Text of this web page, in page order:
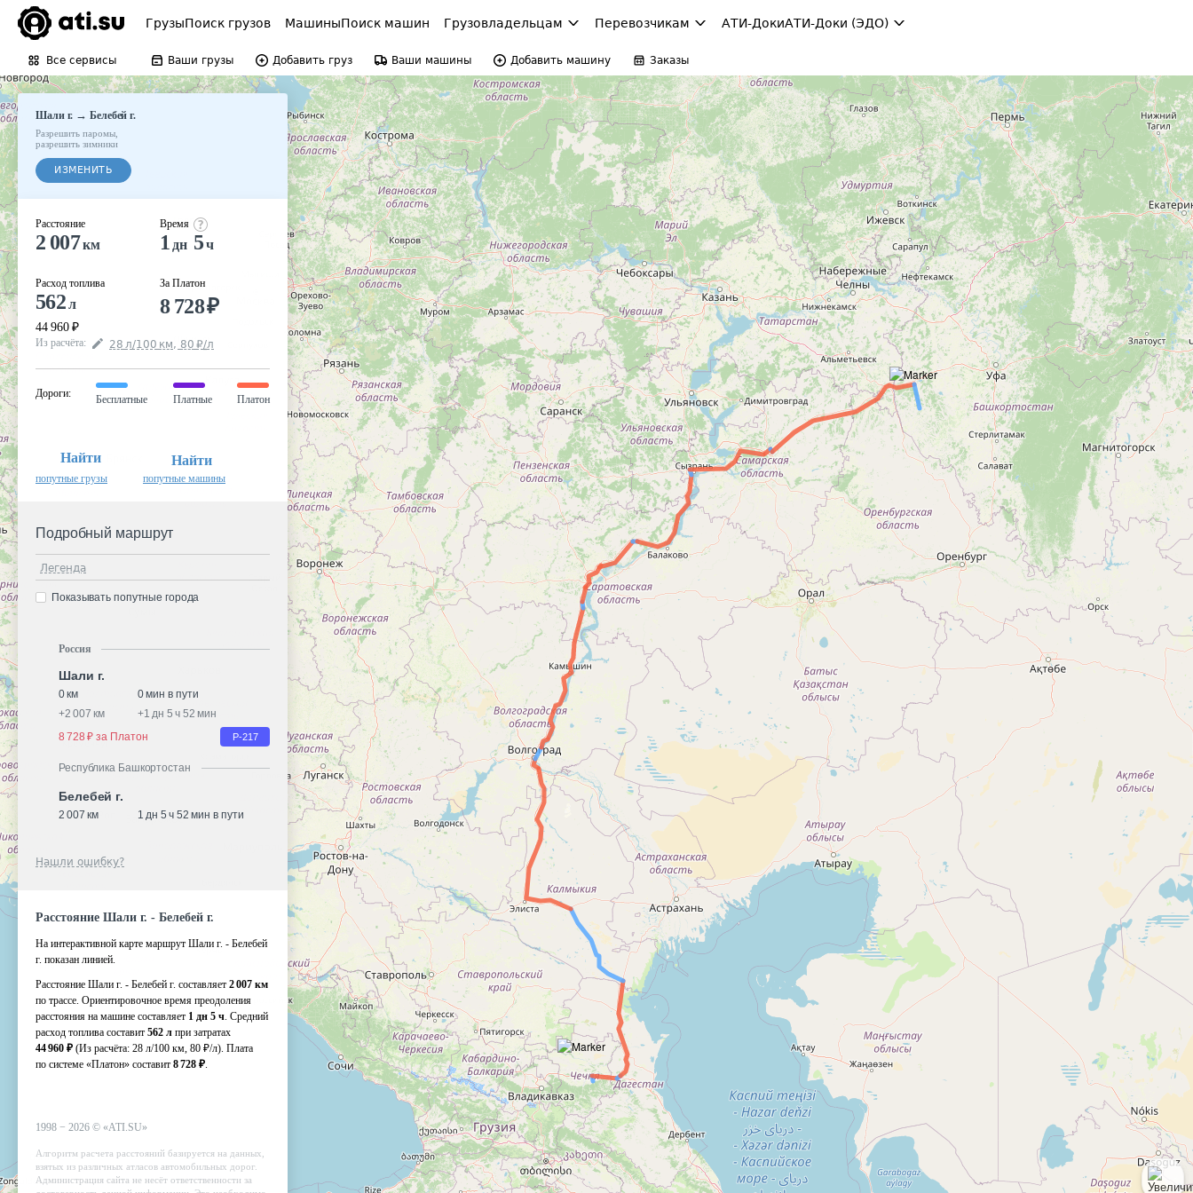
ГрузыПоиск грузов МашиныПоиск машин Грузовладельцам Перевозчикам АТИ-ДокиАТИ-Доки (ЭДО)
Все сервисы Ваши грузы Добавить груз Ваши машины Добавить машину Заказы
Шали г. →Белебей г.
Разрешить паромы
разрешить зимники
ИЗМЕНИТЬ
Расстояние
2 007км
Расход топлива
562л
44 960 ₽
Время
1 дн 5 ч
За Платон
8 728₽
Из расчёта: 28 л/100 км, 80 ₽/л
Дороги:
Бесплатные Платные Платон
Найти
попутные грузы
Найти
попутные машины
Подробный маршрут
Легенда
Показывать попутные города
Россия
Шали г.
0 км
0 мин в пути
+2 007 км +1 дн 5 ч 52 мин
8 728 ₽ за Платон
Р-217
Республика Башкортостан
Белебей г.
2 007 км 1 дн 5 ч 52 мин в пути
Нашли ошибку?
Расстояние Шали г. - Белебей г.
На интерактивной карте маршрут Шали г. - Белебей
г. показан линией.
Расстояние Шали г. - Белебей г. составляет 2 007 км
по трассе. Ориентировочное время преодоления
расстояния на машине составляет 1 дн 5 ч. Средний
расход топлива составит 562 л при затратах
44 960 ₽ (Из расчёта: 28 л/100 км, 80 ₽/л). Плата
по системе «Платон» составит 8 728 ₽.
1998 − 2026 © «ATI.SU»
Алгоритм расчета расстояний базируется на данных,
взятых из различных атласов автомобильных дорог.
Администрация сайта не несёт ответственности за